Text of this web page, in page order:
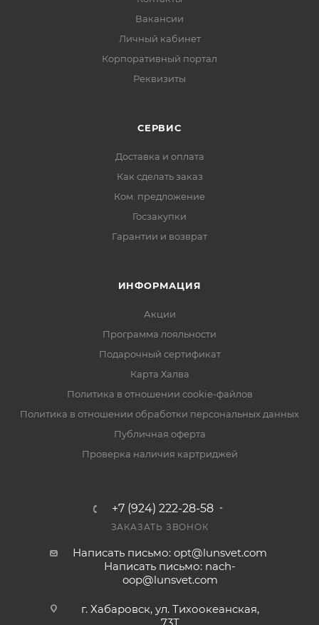
Вакансии
Личный кабинет
Корпоративный портал
Реквизиты
СЕРВИС
Доставка и оплата
Как сделать заказ
Ком. предложение
Госзакупки
Гарантии и возврат
ИНФОРМАЦИЯ
Акции
Программа лояльности
Подарочный сертификат
Карта Халва
Политика в отношении cookie-файлов
Политика в отношении обработки персональных данных
Публичная оферта
Проверка наличия картриджей
+7 (924) 222-28-58
ЗАКАЗАТЬ ЗВОНОК
Написать письмо: opt@lunsvet.com
Написать письмо: nach-
oop@lunsvet.com
г. Хабаровск, ул. Тихоокеанская,